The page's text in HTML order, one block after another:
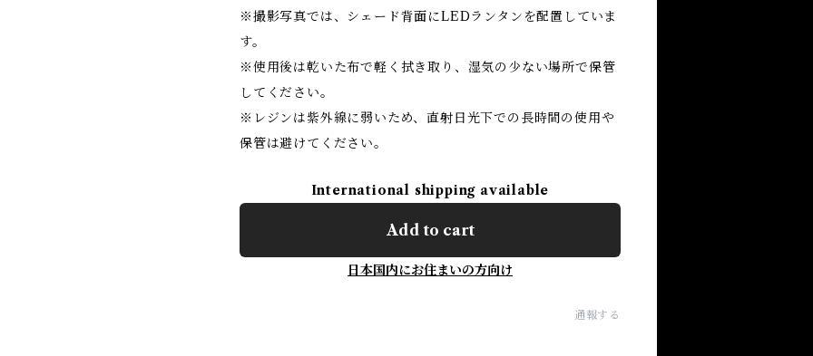
※撮影写真では、シェード背面にLEDランタンを配置していま
す。
※使用後は乾いた布で軽く拭き取り、湿気の少ない場所で保管
してください。
※レジンは紫外線に弱いため、直射日光下での長時間の使用や
保管は避けてください。
International shipping available
Add to cart
日本国内にお住まいの方向け
通報する